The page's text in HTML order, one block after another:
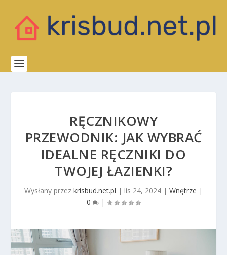
RĘCZNIKOWY
PRZEWODNIK: JAK WYBRAĆ
IDEALNE RĘCZNIKI DO
TWOJEJ ŁAZIENKI?
Wysłany przez krisbud.net.pl | lis 24, 2024 | Wnętrze |
0
|